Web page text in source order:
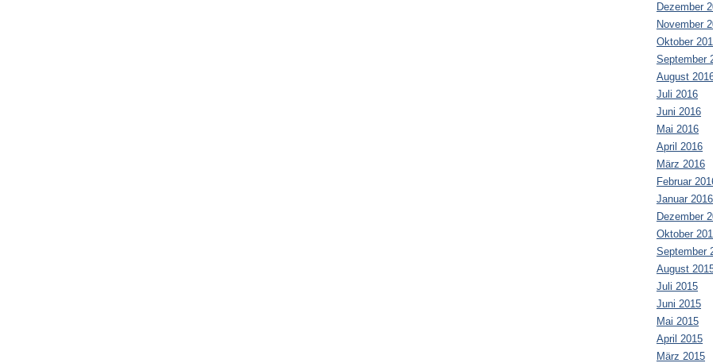
Dezember
November
Oktober
September
August
Juli 2016
Juni 2016
Mai 2016
April 2016
März 2016
Februar
Januar 2016
Dezember
Oktober
September
August
Juli 2015
Juni 2015
Mai 2015
April 2015
März 2015